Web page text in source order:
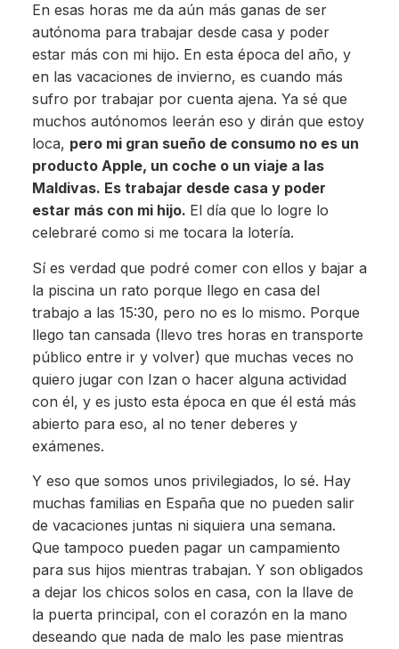
En esas horas me da aún más ganas de ser
autónoma para trabajar desde casa y poder
estar más con mi hijo. En esta época del año, y
en las vacaciones de invierno, es cuando más
sufro por trabajar por cuenta ajena. Ya sé que
muchos autónomos leerán eso y dirán que estoy
loca, pero mi gran sueño de consumo no es un
producto Apple, un coche o un viaje a las
Maldivas. Es trabajar desde casa y poder
estar más con mi hijo. El día que lo logre lo
celebraré como si me tocara la lotería.
Sí es verdad que podré comer con ellos y bajar a
la piscina un rato porque llego en casa del
trabajo a las 15:30, pero no es lo mismo. Porque
llego tan cansada (llevo tres horas en transporte
público entre ir y volver) que muchas veces no
quiero jugar con Izan o hacer alguna actividad
con él, y es justo esta época en que él está más
abierto para eso, al no tener deberes y
exámenes.
Y eso que somos unos privilegiados, lo sé. Hay
muchas familias en España que no pueden salir
de vacaciones juntas ni siquiera una semana.
Que tampoco pueden pagar un campamiento
para sus hijos mientras trabajan. Y son obligados
a dejar los chicos solos en casa, con la llave de
la puerta principal, con el corazón en la mano
deseando que nada de malo les pase mientras